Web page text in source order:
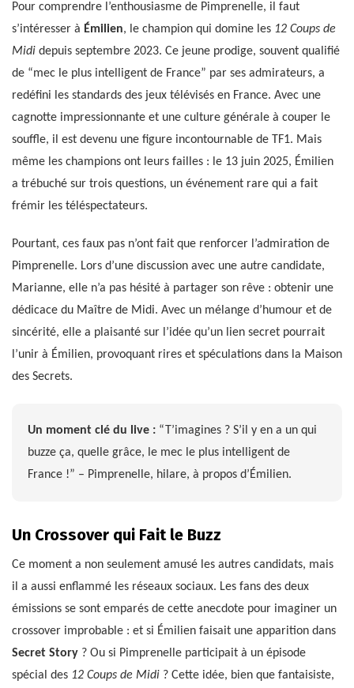
Pour comprendre l’enthousiasme de Pimprenelle, il faut
s’intéresser à Émilien, le champion qui domine les 12 Coups de
Midi depuis septembre 2023. Ce jeune prodige, souvent qualifié
de “mec le plus intelligent de France” par ses admirateurs, a
redéfini les standards des jeux télévisés en France. Avec une
cagnotte impressionnante et une culture générale à couper le
souffle, il est devenu une figure incontournable de TF1. Mais
même les champions ont leurs failles : le 13 juin 2025, Émilien
a trébuché sur trois questions, un événement rare qui a fait
frémir les téléspectateurs.
Pourtant, ces faux pas n’ont fait que renforcer l’admiration de
Pimprenelle. Lors d’une discussion avec une autre candidate,
Marianne, elle n’a pas hésité à partager son rêve : obtenir une
dédicace du Maître de Midi. Avec un mélange d’humour et de
sincérité, elle a plaisanté sur l’idée qu’un lien secret pourrait
l’unir à Émilien, provoquant rires et spéculations dans la Maison
des Secrets.
Un moment clé du live : “T’imagines ? S’il y en a un qui
buzze ça, quelle grâce, le mec le plus intelligent de
France !” – Pimprenelle, hilare, à propos d’Émilien.
Un Crossover qui Fait le Buzz
Ce moment a non seulement amusé les autres candidats, mais
il a aussi enflammé les réseaux sociaux. Les fans des deux
émissions se sont emparés de cette anecdote pour imaginer un
crossover improbable : et si Émilien faisait une apparition dans
Secret Story ? Ou si Pimprenelle participait à un épisode
spécial des 12 Coups de Midi ? Cette idée, bien que fantaisiste,